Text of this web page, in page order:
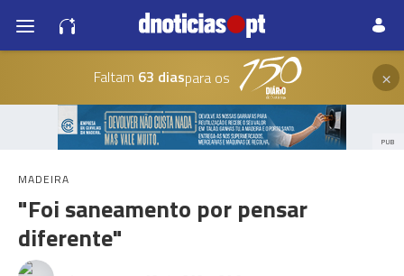
Faltam 63 diaspara os ×
PUB
MADEIRA
"Foi saneamento por pensar
diferente"